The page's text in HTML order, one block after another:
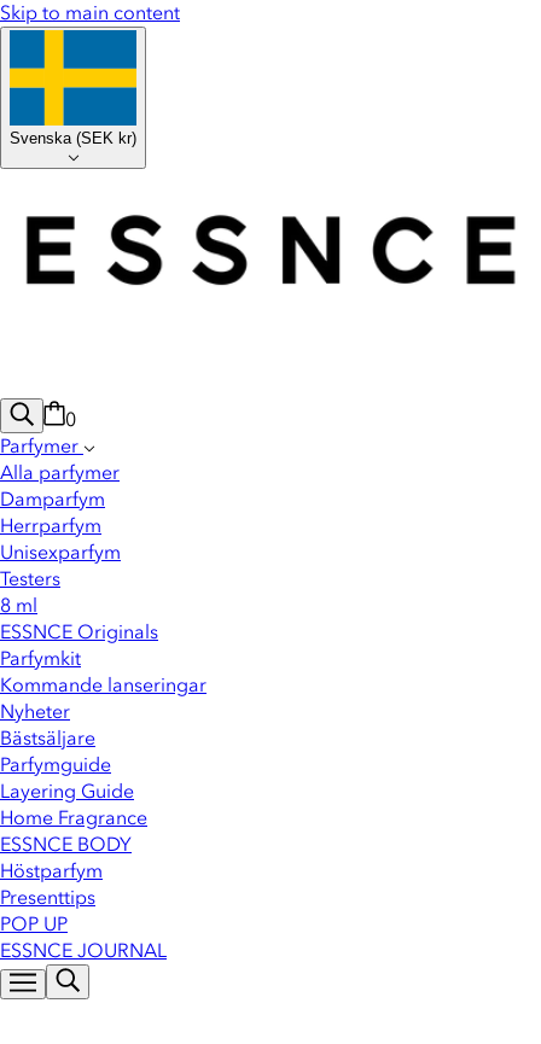
Skip to main content
Svenska (SEK kr)
0
Parfymer
Alla parfymer
Damparfym
Herrparfym
Unisexparfym
Testers
8 ml
ESSNCE Originals
Parfymkit
Kommande lanseringar
Nyheter
Bästsäljare
Parfymguide
Layering Guide
Home Fragrance
ESSNCE BODY
Höstparfym
Presenttips
POP UP
ESSNCE JOURNAL